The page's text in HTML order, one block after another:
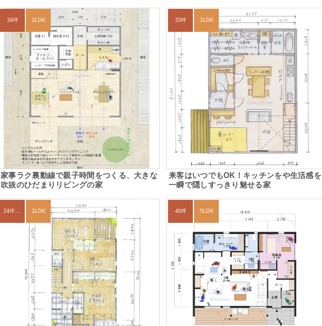
34坪 2LDK
家事ラク裏動線で親子時間をつくる、大きな
吹抜のひだまりリビングの家
33坪 2LDK
来客はいつでもOK！キッチンをや生活感を
一瞬で隠しすっきり魅せる家
24坪～27坪 2LDK 40坪 5LDK